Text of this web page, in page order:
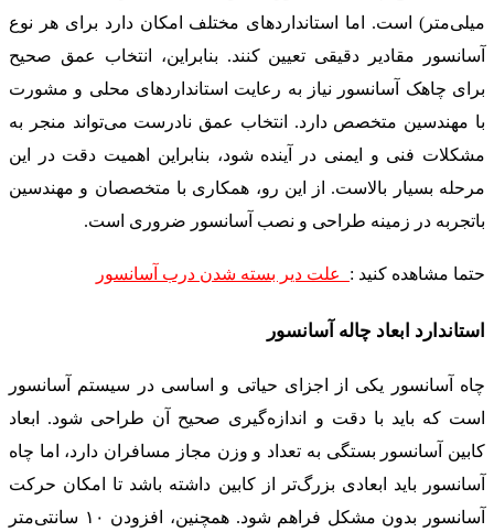
میلی‌متر) است. اما استانداردهای مختلف امکان دارد برای هر نوع
آسانسور مقادیر دقیقی تعیین کنند. بنابراین، انتخاب عمق صحیح
برای چاهک آسانسور نیاز به رعایت استانداردهای محلی و مشورت
با مهندسین متخصص دارد. انتخاب عمق نادرست می‌تواند منجر به
مشکلات فنی و ایمنی در آینده شود، بنابراین اهمیت دقت در این
مرحله بسیار بالاست. از این رو، همکاری با متخصصان و مهندسین
باتجربه در زمینه طراحی و نصب آسانسور ضروری است.
حتما مشاهده کنید : علت دیر بسته شدن درب آسانسور
استاندارد ابعاد چاله آسانسور
چاه آسانسور یکی از اجزای حیاتی و اساسی در سیستم آسانسور
است که باید با دقت و اندازه‌گیری صحیح آن طراحی شود. ابعاد
کابین آسانسور بستگی به تعداد و وزن مجاز مسافران دارد، اما چاه
آسانسور باید ابعادی بزرگ‌تر از کابین داشته باشد تا امکان حرکت
آسانسور بدون مشکل فراهم شود. همچنین، افزودن ۱۰ سانتی‌متر